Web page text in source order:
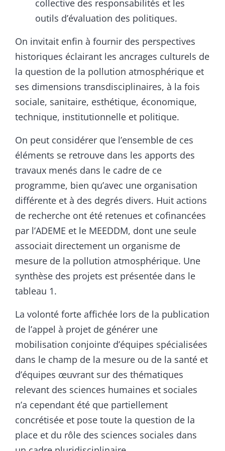
collective des responsabilités et les
outils d’évaluation des politiques.
On invitait enfin à fournir des perspectives
historiques éclairant les ancrages culturels de
la question de la pollution atmosphérique et
ses dimensions transdisciplinaires, à la fois
sociale, sanitaire, esthétique, économique,
technique, institutionnelle et politique.
On peut considérer que l’ensemble de ces
éléments se retrouve dans les apports des
travaux menés dans le cadre de ce
programme, bien qu’avec une organisation
différente et à des degrés divers. Huit actions
de recherche ont été retenues et cofinancées
par l’ADEME et le MEEDDM, dont une seule
associait directement un organisme de
mesure de la pollution atmosphérique. Une
synthèse des projets est présentée dans le
tableau 1.
La volonté forte affichée lors de la publication
de l’appel à projet de générer une
mobilisation conjointe d’équipes spécialisées
dans le champ de la mesure ou de la santé et
d’équipes œuvrant sur des thématiques
relevant des sciences humaines et sociales
n’a cependant été que partiellement
concrétisée et pose toute la question de la
place et du rôle des sciences sociales dans